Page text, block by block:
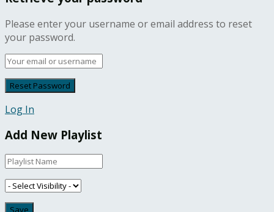
Please enter your username or email address to reset
your password.
Log In
Add New Playlist